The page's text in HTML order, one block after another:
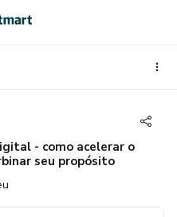
- como acelerar o
seu propósito